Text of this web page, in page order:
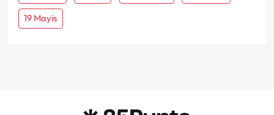
19 Mayis